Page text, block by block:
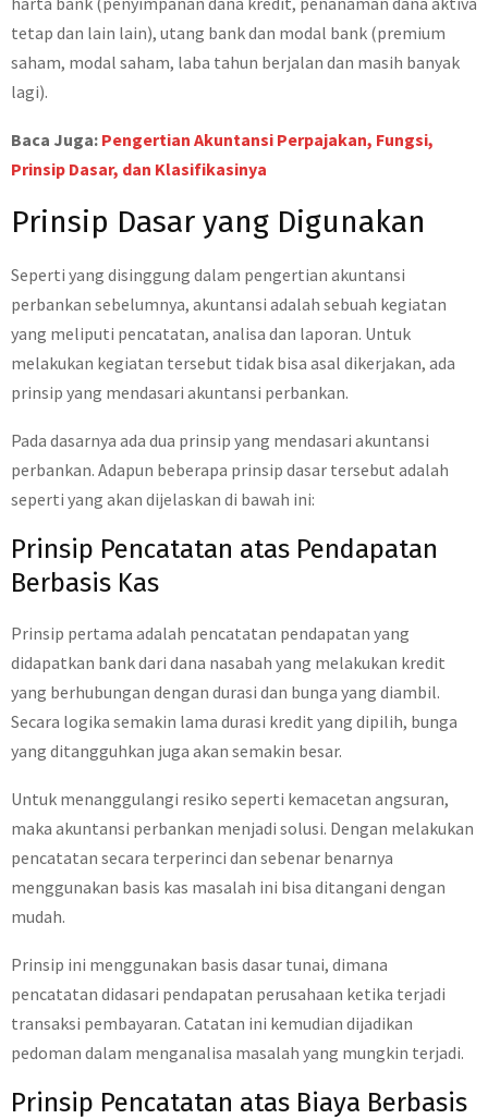
tetap dan lain lain), utang bank dan modal bank (premium
saham, modal saham, laba tahun berjalan dan masih banyak
lagi).
Baca Juga: Pengertian Akuntansi Perpajakan, Fungsi,
Prinsip Dasar, dan Klasifikasinya
Prinsip Dasar yang Digunakan
Seperti yang disinggung dalam pengertian akuntansi
perbankan sebelumnya, akuntansi adalah sebuah kegiatan
yang meliputi pencatatan, analisa dan laporan. Untuk
melakukan kegiatan tersebut tidak bisa asal dikerjakan, ada
prinsip yang mendasari akuntansi perbankan.
Pada dasarnya ada dua prinsip yang mendasari akuntansi
perbankan. Adapun beberapa prinsip dasar tersebut adalah
seperti yang akan dijelaskan di bawah ini:
Prinsip Pencatatan atas Pendapatan
Berbasis Kas
Prinsip pertama adalah pencatatan pendapatan yang
didapatkan bank dari dana nasabah yang melakukan kredit
yang berhubungan dengan durasi dan bunga yang diambil.
Secara logika semakin lama durasi kredit yang dipilih, bunga
yang ditangguhkan juga akan semakin besar.
Untuk menanggulangi resiko seperti kemacetan angsuran,
maka akuntansi perbankan menjadi solusi. Dengan melakukan
pencatatan secara terperinci dan sebenar benarnya
menggunakan basis kas masalah ini bisa ditangani dengan
mudah.
Prinsip ini menggunakan basis dasar tunai, dimana
pencatatan didasari pendapatan perusahaan ketika terjadi
transaksi pembayaran. Catatan ini kemudian dijadikan
pedoman dalam menganalisa masalah yang mungkin terjadi.
Prinsip Pencatatan atas Biaya Berbasis